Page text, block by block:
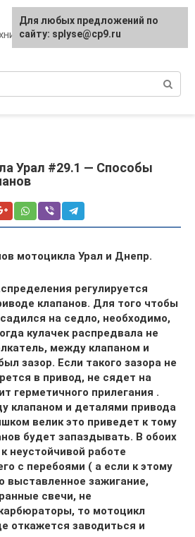
снегоходы,
Урал #29.1 — Способы
мотоцикла Урал и Днепр.
регулируется
клапанов. Для того чтобы
на седло, необходимо,
кулачек распредвала не
между клапаном и
зазор. Если такого зазора не
в привод, не сядет на
герметичного прилегания .
клапаном и деталями привода
велик это приведет к тому
будет запаздывать. В обоих
неустойчивой работе
с перебоями ( а если к этому
выставленное зажигание,
свечи, не
то мотоцикл
откажется заводиться и
Для любых предложений по
сайту: splyse@cp9.ru